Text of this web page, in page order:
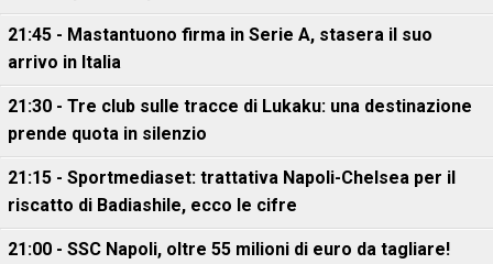
21:45 - Mastantuono firma in Serie A, stasera il suo
arrivo in Italia
21:30 - Tre club sulle tracce di Lukaku: una destinazione
prende quota in silenzio
21:15 - Sportmediaset: trattativa Napoli-Chelsea per il
riscatto di Badiashile, ecco le cifre
21:00 - SSC Napoli, oltre 55 milioni di euro da tagliare!